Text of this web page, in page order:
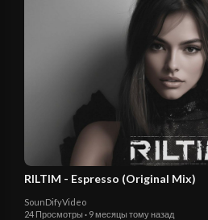
RILTIM - Espresso (Original Mix)
SounDifyVideo
24 Просмотры · 9 месяцы тому назад